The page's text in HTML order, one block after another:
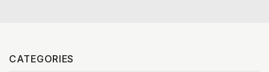
CATEGORIES